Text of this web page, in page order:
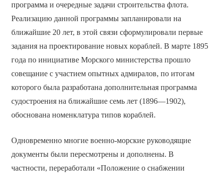
программа и очередные задачи строительства флота.
Реализацию данной программы запланировали на
ближайшие 20 лет, в этой связи сформулировали первые
задания на проектирование новых кораблей. В марте 1895
года по инициативе Морского министерства прошло
совещание с участием опытных адмиралов, по итогам
которого была разработана дополнительная программа
судостроения на ближайшие семь лет (1896—1902),
обоснована номенклатура типов кораблей.
Одновременно многие военно-морские руководящие
документы были пересмотрены и дополнены. В
частности, переработали «Положение о снабжении